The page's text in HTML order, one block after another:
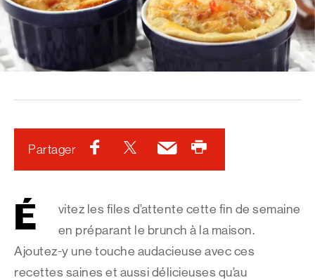
Partager Facebook
TwitterCourriel
É
vitez les files d’attente cette fin de semaine
en préparant le brunch à la maison.
Ajoutez-y une touche audacieuse avec ces
recettes saines et aussi délicieuses qu’au
Crêpes
flocons
cannelle